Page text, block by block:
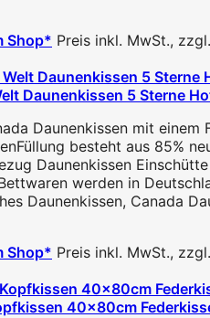
Shop* Preis inkl. MwSt.,
Daunenkissen 5 Sterne
Daunenkissen mit
besteht aus 85%
Daunenkissen
werden in
Daunenkissen, Canada
Shop* Preis inkl. MwSt.,
40x80cm